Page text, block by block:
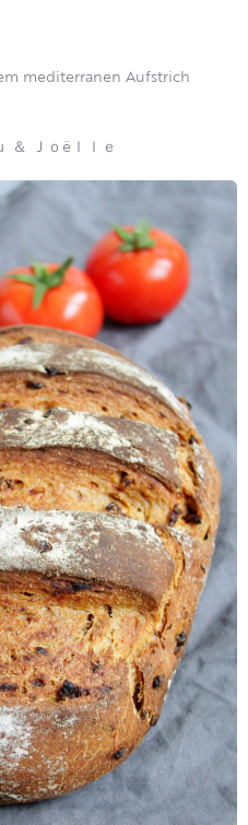
mediterranen Aufstrich
＆ Ｊｏëｌｌｅ